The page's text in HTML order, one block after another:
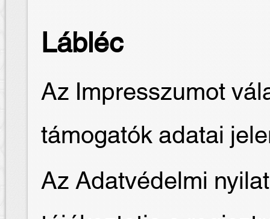
Lábléc
Az Impresszumot
támogatók adatai
Az Adatvédelmi